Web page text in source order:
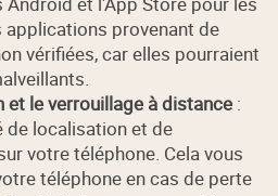
applications provenant de
vérifiées, car elles pourraient
le verrouillage à distance :
localisation et de
votre téléphone. Cela vous
téléphone en cas de perte